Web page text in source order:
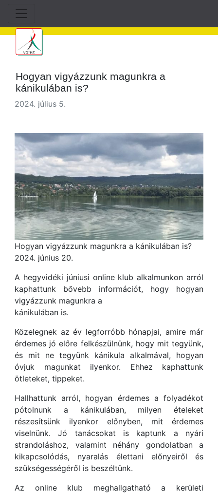
Hogyan vigyázzunk magunkra a
kánikulában is?
2024. július 5.
Hogyan vigyázzunk magunkra a kánikulában is?
2024. június 20.
A hegyvidéki júniusi online klub alkalmunkon arról
kaphattunk bővebb információt, hogy hogyan
vigyázzunk magunkra a
kánikulában is.
Közelegnek az év legforróbb hónapjai, amire már
érdemes jó előre felkészülnünk, hogy mit tegyünk,
és mit ne tegyünk kánikula alkalmával, hogyan
óvjuk magunkat ilyenkor. Ehhez kaphattunk
ötleteket, tippeket.
Hallhattunk arról, hogyan érdemes a folyadékot
pótolnunk a kánikulában, milyen ételeket
részesítsünk ilyenkor előnyben, mit érdemes
viselnünk. Jó tanácsokat is kaptunk a nyári
strandoláshoz, valamint néhány gondolatban a
kikapcsolódás, nyaralás élettani előnyeiről és
szükségességéről is beszéltünk.
Az online klub meghallgatható a kerületi